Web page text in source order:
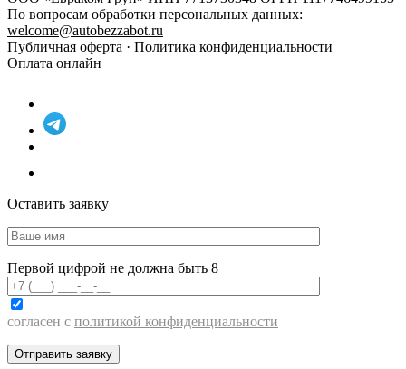
По вопросам обработки персональных данных:
welcome@autobezzabot.ru
Публичная оферта · Политика конфиденциальности
Оплата онлайн
Оставить заявку
Первой цифрой не должна быть 8
согласен с политикой конфиденциальности